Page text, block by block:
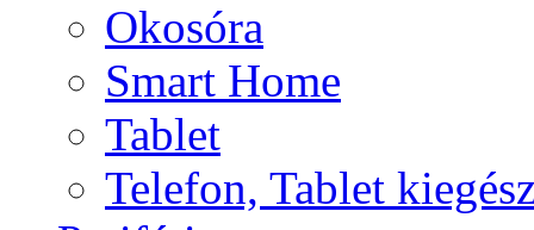
Okosóra
Smart Home
Tablet
Telefon, Tablet